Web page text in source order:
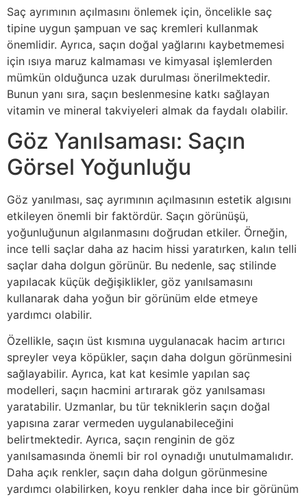
Saç ayrımının açılmasını önlemek için, öncelikle saç
tipine uygun şampuan ve saç kremleri kullanmak
önemlidir. Ayrıca, saçın doğal yağlarını kaybetmemesi
için ısıya maruz kalmaması ve kimyasal işlemlerden
mümkün olduğunca uzak durulması önerilmektedir.
Bunun yanı sıra, saçın beslenmesine katkı sağlayan
vitamin ve mineral takviyeleri almak da faydalı olabilir.
Göz Yanılsaması: Saçın
Görsel Yoğunluğu
Göz yanılması, saç ayrımının açılmasının estetik algısını
etkileyen önemli bir faktördür. Saçın görünüşü,
yoğunluğunun algılanmasını doğrudan etkiler. Örneğin,
ince telli saçlar daha az hacim hissi yaratırken, kalın telli
saçlar daha dolgun görünür. Bu nedenle, saç stilinde
yapılacak küçük değişiklikler, göz yanılsamasını
kullanarak daha yoğun bir görünüm elde etmeye
yardımcı olabilir.
Özellikle, saçın üst kısmına uygulanacak hacim artırıcı
spreyler veya köpükler, saçın daha dolgun görünmesini
sağlayabilir. Ayrıca, kat kat kesimle yapılan saç
modelleri, saçın hacmini artırarak göz yanılsaması
yaratabilir. Uzmanlar, bu tür tekniklerin saçın doğal
yapısına zarar vermeden uygulanabileceğini
belirtmektedir. Ayrıca, saçın renginin de göz
yanılsamasında önemli bir rol oynadığı unutulmamalıdır.
Daha açık renkler, saçın daha dolgun görünmesine
yardımcı olabilirken, koyu renkler daha ince bir görünüm